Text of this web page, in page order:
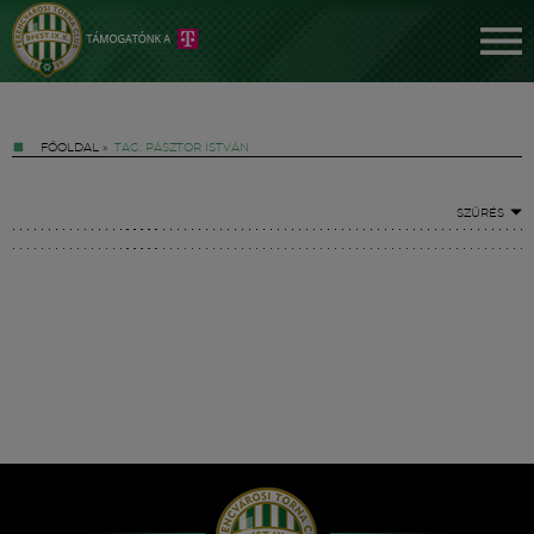
FŐOLDAL » TAG: PÁSZTOR ISTVÁN
SZŰRÉS
Hírek